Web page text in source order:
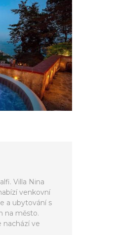
Villa Nina
venkovní
a ubytování s
na město.
nachází ve